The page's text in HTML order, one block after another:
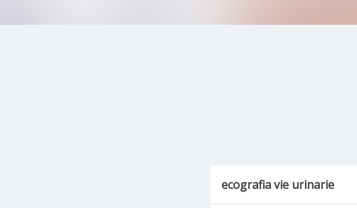
ecografia vie urinarie